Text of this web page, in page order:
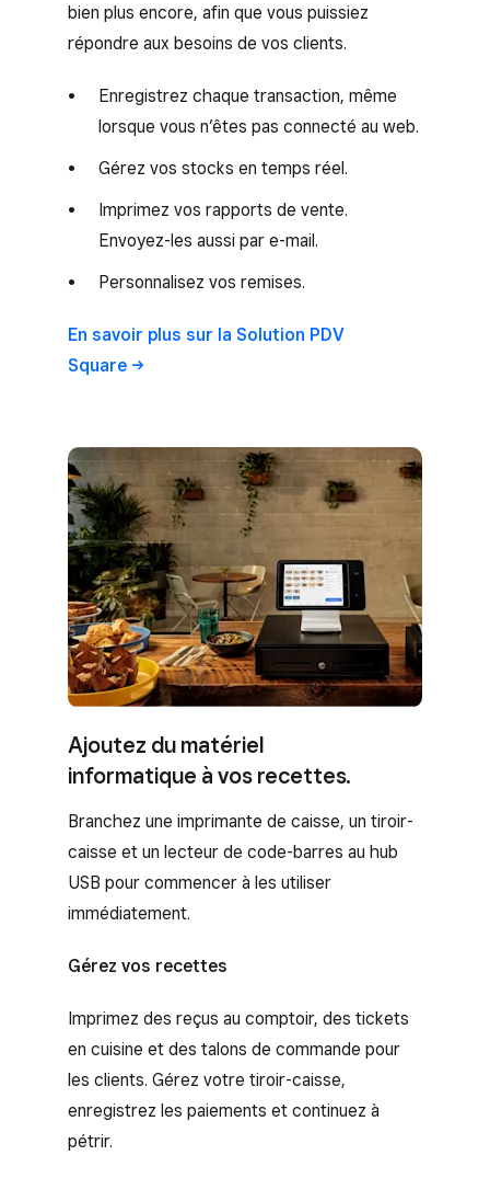
bien plus encore, afin que vous puissiez
répondre aux besoins de vos clients.
Enregistrez chaque transaction, même
lorsque vous n’êtes pas connecté au web.
Gérez vos stocks en temps réel.
Imprimez vos rapports de vente.
Envoyez-les aussi par e-mail.
Personnalisez vos remises.
En savoir plus sur la Solution PDV
Square
Ajoutez du matériel
informatique à vos recettes.
Branchez une imprimante de caisse, un tiroir-
caisse et un lecteur de code-barres au hub
USB pour commencer à les utiliser
immédiatement.
Gérez vos recettes
Imprimez des reçus au comptoir, des tickets
en cuisine et des talons de commande pour
les clients. Gérez votre tiroir-caisse,
enregistrez les paiements et continuez à
pétrir.